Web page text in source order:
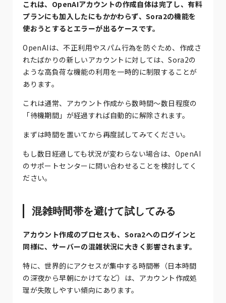
これは、OpenAIアカウントの作成自体は完了し、有料
プランにも加入したにもかかわらず、Sora2の機能を
使おうとするとエラーが出るケースです。
OpenAIは、不正利用やスパム行為を防ぐため、作成さ
れたばかりの新しいアカウントに対しては、Sora2の
ような高負荷な機能の利用を一時的に制限することが
あります。
これは通常、アカウント作成から数時間〜数日程度の
「待機期間」が経過すれば自動的に解除されます。
まずは時間を置いてから再度試してみてください。
もし数日経過しても状況が変わらない場合は、OpenAI
のサポートセンターに問い合わせることを検討してく
ださい。
混雑時間帯を避けて試してみる
アカウント作成のプロセスも、Sora2へのログインと
同様に、サーバーの混雑状況に大きく影響されます。
特に、世界的にアクセスが集中する時間帯（日本時間
の深夜から早朝にかけてなど）は、アカウント作成処
理が失敗しやすい傾向にあります。